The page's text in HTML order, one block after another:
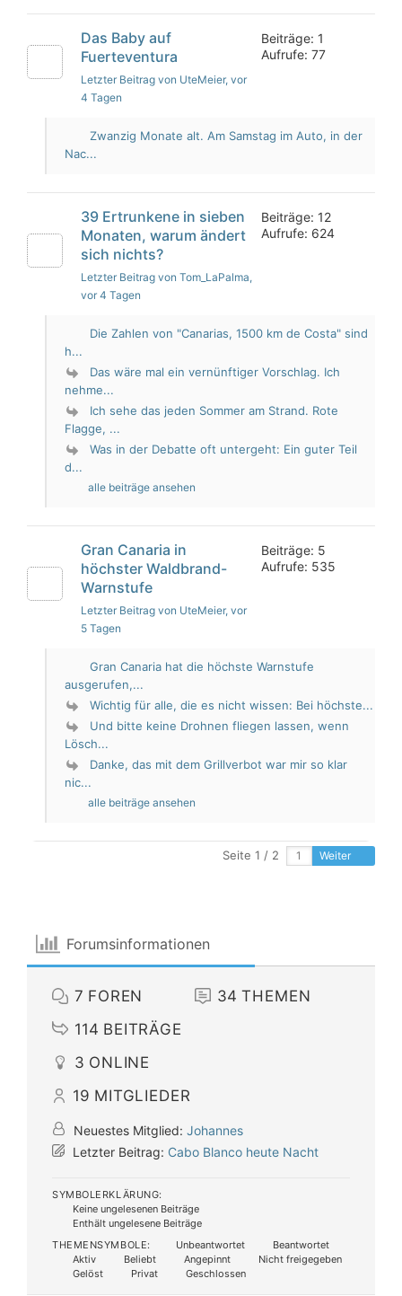
Das Baby auf
Fuerteventura
Letzter Beitrag von UteMeier, vor
4 Tagen
Beiträge: 1
Aufrufe: 77
Zwanzig Monate alt. Am Samstag im Auto, in der
Nac...
39 Ertrunkene in sieben
Monaten, warum ändert
sich nichts?
Letzter Beitrag von Tom_LaPalma,
vor 4 Tagen
Beiträge: 12
Aufrufe: 624
Die Zahlen von "Canarias, 1500 km de Costa" sind
h...
Das wäre mal ein vernünftiger Vorschlag. Ich
nehme...
Ich sehe das jeden Sommer am Strand. Rote
Flagge, ...
Was in der Debatte oft untergeht: Ein guter Teil
d...
alle beiträge ansehen
Gran Canaria in
höchster Waldbrand-
Warnstufe
Letzter Beitrag von UteMeier, vor
5 Tagen
Beiträge: 5
Aufrufe: 535
Gran Canaria hat die höchste Warnstufe
ausgerufen,...
Wichtig für alle, die es nicht wissen: Bei höchste...
Und bitte keine Drohnen fliegen lassen, wenn
Lösch...
Danke, das mit dem Grillverbot war mir so klar
nic...
alle beiträge ansehen
Seite 1 / 2 Weiter
Forumsinformationen
7 FOREN 34 THEMEN
114 BEITRÄGE
3 ONLINE
19 MITGLIEDER
Neuestes Mitglied: Johannes
Letzter Beitrag: Cabo Blanco heute Nacht
SYMBOLERKLÄRUNG:
Keine ungelesenen Beiträge
Enthält ungelesene Beiträge
THEMENSYMBOLE:
Unbeantwortet
Beantwortet
Aktiv
Beliebt Angepinnt
Nicht freigegeben
Gelöst
Privat Geschlossen